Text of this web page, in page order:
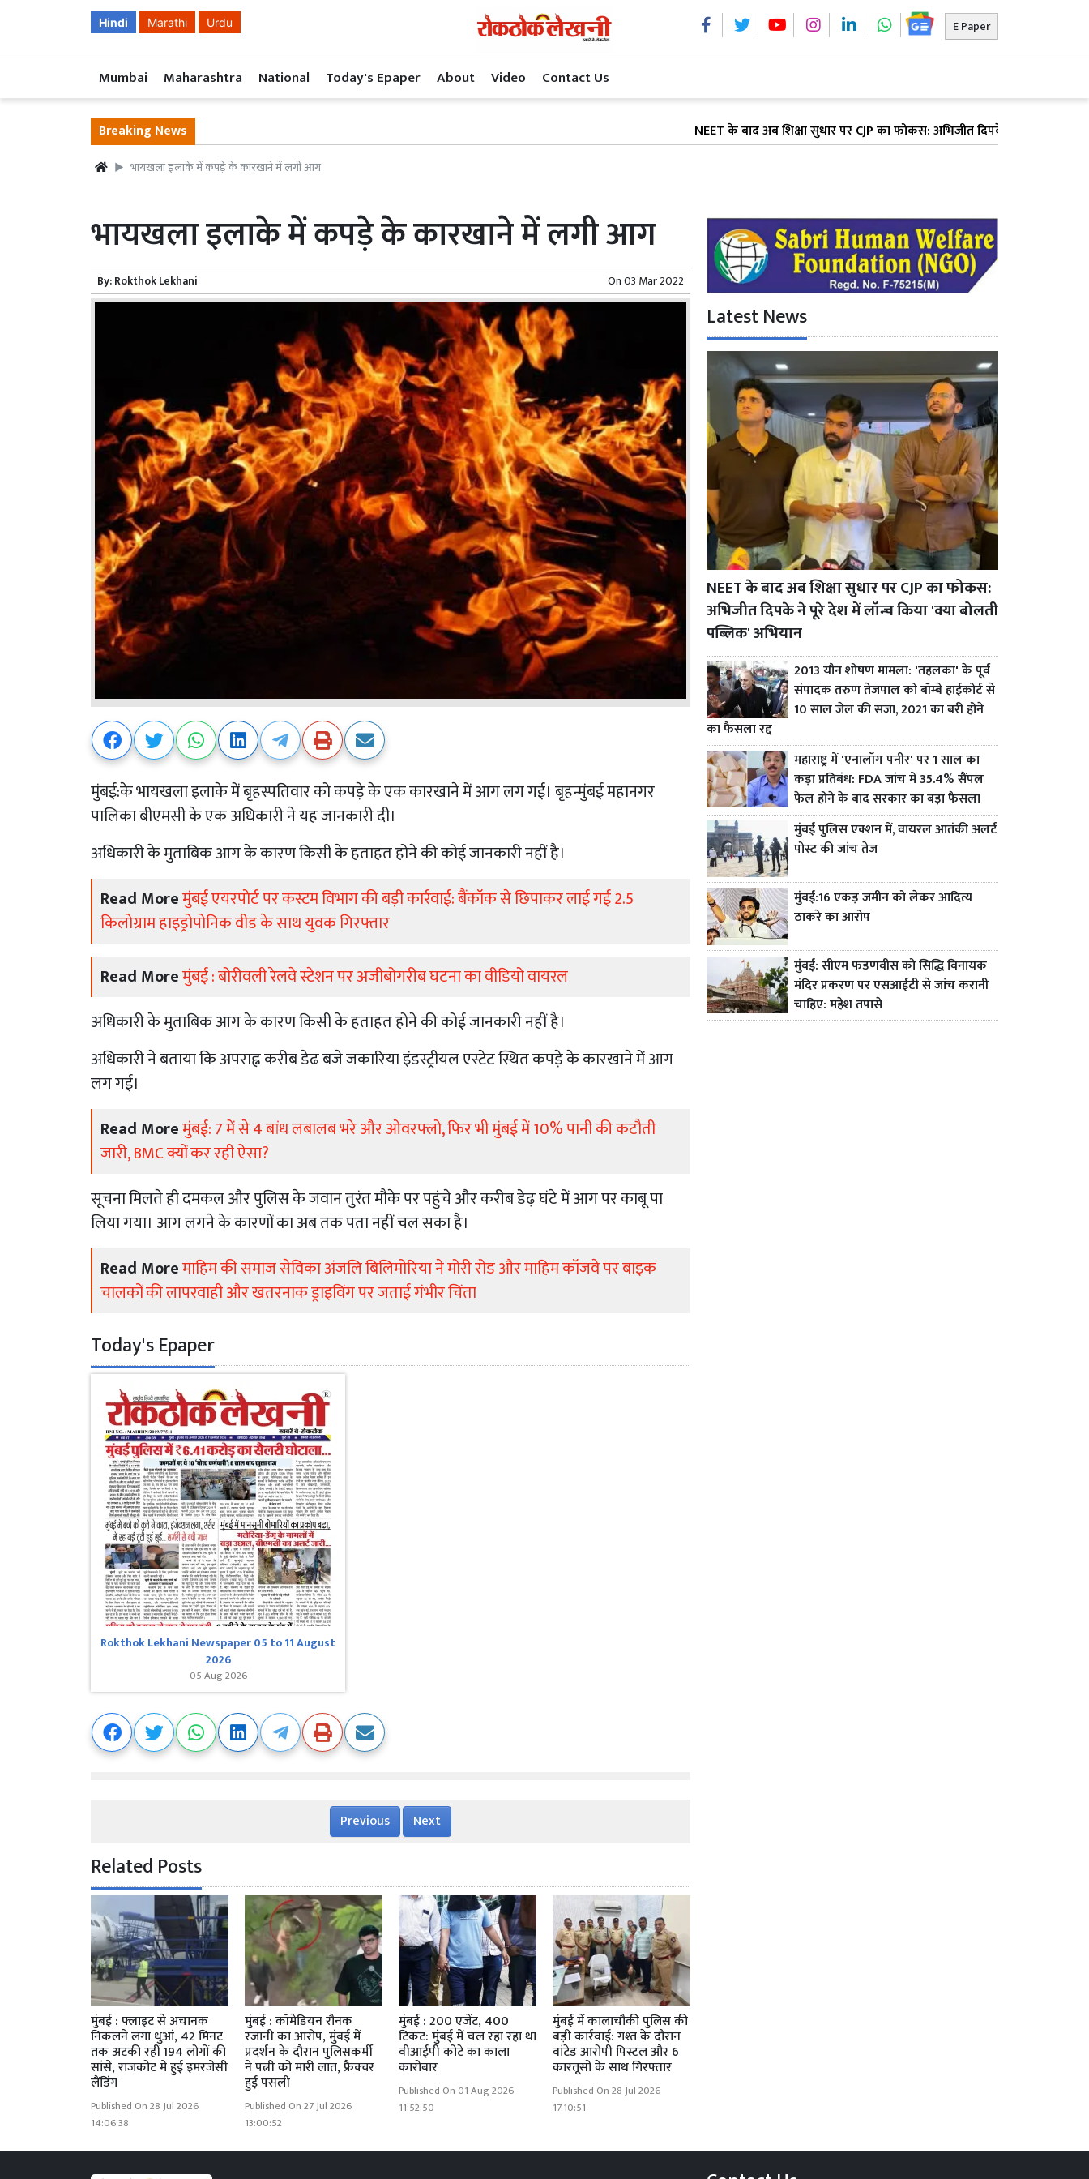
Hindi Marathi Urdu E Paper
Mumbai Maharashtra National Today's Epaper About Video Contact Us
Breaking News NEET के बाद अब शिक्षा सुधार पर CJP का फोकस: अभिजीत दिपके ने पूरे देश में लॉन्च किया
भायखला इलाके में कपड़े के कारखाने में लगी आग
भायखला इलाके में कपड़े के कारखाने में लगी आग
By:Rokthok Lekhani On03 Mar 2022
मुंबई:के भायखला इलाके में बृहस्पतिवार को कपड़े के एक कारखाने में आग लग गई। बृहन्मुंबई महानगर
पालिका बीएमसी के एक अधिकारी ने यह जानकारी दी।
अधिकारी के मुताबिक आग के कारण किसी के हताहत होने की कोई जानकारी नहीं है।
Read Moreमुंबई एयरपोर्ट पर कस्टम विभाग की बड़ी कार्रवाई: बैंकॉक से छिपाकर लाई गई 2.5
किलोग्राम हाइड्रोपोनिक वीड के साथ युवक गिरफ्तार
Read Moreमुंबई : बोरीवली रेलवे स्टेशन पर अजीबोगरीब घटना का वीडियो वायरल
अधिकारी के मुताबिक आग के कारण किसी के हताहत होने की कोई जानकारी नहीं है।
अधिकारी ने बताया कि अपराह्न करीब डेढ बजे जकारिया इंडस्ट्रीयल एस्टेट स्थित कपड़े के कारखाने में आग
लग गई।
Read Moreमुंबई: 7 में से 4 बांध लबालब भरे और ओवरफ्लो, फिर भी मुंबई में 10% पानी की कटौती
जारी, BMC क्यों कर रही ऐसा?
सूचना मिलते ही दमकल और पुलिस के जवान तुरंत मौके पर पहुंचे और करीब डेढ़ घंटे में आग पर काबू पा
लिया गया। आग लगने के कारणों का अब तक पता नहीं चल सका है।
Read Moreमाहिम की समाज सेविका अंजलि बिलिमोरिया ने मोरी रोड और माहिम कॉजवे पर बाइक
चालकों की लापरवाही और खतरनाक ड्राइविंग पर जताई गंभीर चिंता
Today's Epaper
Rokthok Lekhani Newspaper 05 to 11 August
2026
05 Aug 2026
Previous Next
Related Posts
मुंबई : फ्लाइट से अचानक
निकलने लगा धुआं, 42 मिनट
तक अटकी रहीं 194 लोगों की
सांसें, राजकोट में हुई इमरजेंसी
लैंडिंग
Published On 28 Jul 2026
14:06:38
मुंबई : कॉमेडियन रौनक
रजानी का आरोप, मुंबई में
प्रदर्शन के दौरान पुलिसकर्मी
ने पत्नी को मारी लात, फ्रैक्चर
हुई पसली
Published On 27 Jul 2026
13:00:52
मुंबई : 200 एजेंट, 400
टिकट: मुंबई में चल रहा रहा था
वीआईपी कोटे का काला
कारोबार
Published On 01 Aug 2026
11:52:50
मुंबई में कालाचौकी पुलिस की
बड़ी कार्रवाई: गश्त के दौरान
वांटेड आरोपी पिस्टल और 6
कारतूसों के साथ गिरफ्तार
Published On 28 Jul 2026
17:10:51
Latest News
NEET के बाद अब शिक्षा सुधार पर CJP का फोकस:
अभिजीत दिपके ने पूरे देश में लॉन्च किया 'क्या बोलती
पब्लिक' अभियान
2013 यौन शोषण मामला: 'तहलका' के पूर्व
संपादक तरुण तेजपाल को बॉम्बे हाईकोर्ट से
10 साल जेल की सजा, 2021 का बरी होने
का फैसला रद्द
महाराष्ट्र में 'एनालॉग पनीर' पर 1 साल का
कड़ा प्रतिबंध: FDA जांच में 35.4% सैंपल
फेल होने के बाद सरकार का बड़ा फैसला
मुंबई पुलिस एक्शन में, वायरल आतंकी अलर्ट
पोस्ट की जांच तेज
मुंबई:16 एकड़ जमीन को लेकर आदित्य
ठाकरे का आरोप
मुंबई: सीएम फडणवीस को सिद्धि विनायक
मंदिर प्रकरण पर एसआईटी से जांच करानी
चाहिए: महेश तपासे